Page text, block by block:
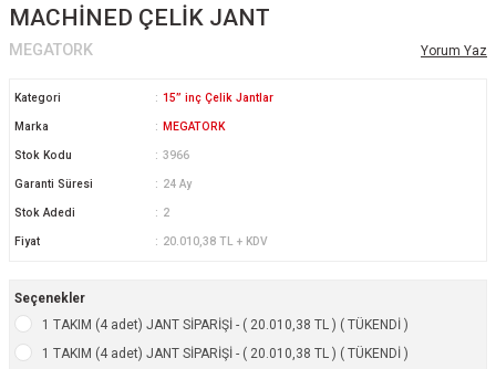
Lastikleri
Katkı Yağları
MACHİNED ÇELİK JANT
MEGATORK Yorum Yaz
Kategori 15” inç Çelik Jantlar
Marka MEGATORK
Stok Kodu 3966
Garanti Süresi 24 Ay
Stok Adedi 2
Fiyat 20.010,38 TL + KDV
Seçenekler
1 TAKIM (4 adet) JANT SİPARİŞİ - ( 20.010,38 TL ) ( TÜKENDİ )
1 TAKIM (4 adet) JANT SİPARİŞİ - ( 20.010,38 TL ) ( TÜKENDİ )